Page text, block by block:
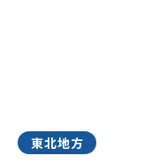
東北地方